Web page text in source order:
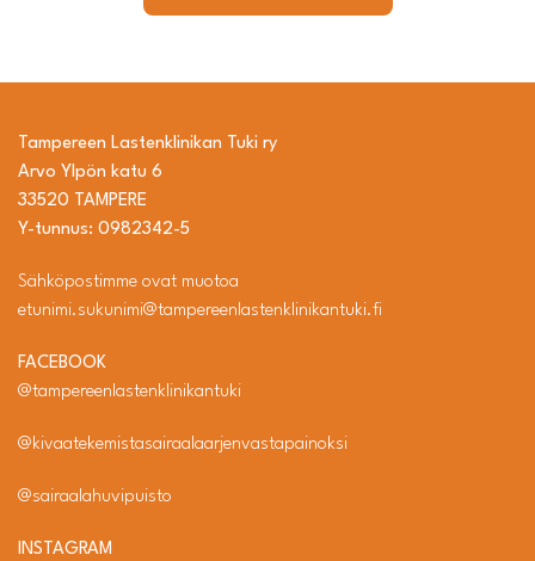
Tampereen Lastenklinikan Tuki ry
Arvo Ylpön katu 6
33520 TAMPERE
Y-tunnus: 0982342-5
Sähköpostimme ovat muotoa
etunimi.sukunimi@tampereenlastenklinikantuki.fi
FACEBOOK
@tampereenlastenklinikantuki
@kivaatekemistasairaalaarjenvastapainoksi
@sairaalahuvipuisto
INSTAGRAM